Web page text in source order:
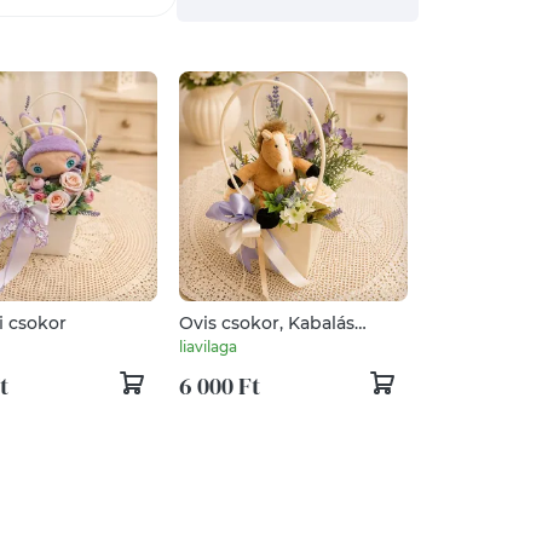
csokor
Ovis csokor, Kabalás
selyemvirágcsokor
liavilaga
6 000 Ft